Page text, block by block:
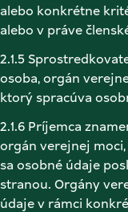
alebo konkrétne
alebo v práve
2.1.5
osoba, orgán
ktorý spracúva
2.1.6 Príjemca
orgán verejnej
sa osobné údaje
stranou. Orgány
údaje v rámci